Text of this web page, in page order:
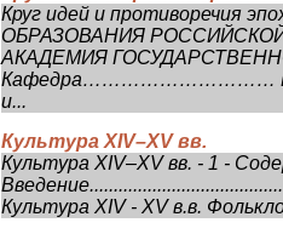
Круг идей и противоречия
ОБРАЗОВАНИЯ
АКАДЕМИЯ
Кафедра…………………………
и...
Культура XIV–XV вв.
Культура XIV–XV вв. - 1 -
Культура XIV - XV в.в.